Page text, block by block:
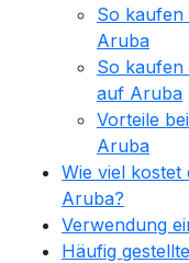
So kaufen
Aruba
So kaufen
auf Aruba
Vorteile
Aruba
Wie viel
Aruba?
Verwendung
Häufig